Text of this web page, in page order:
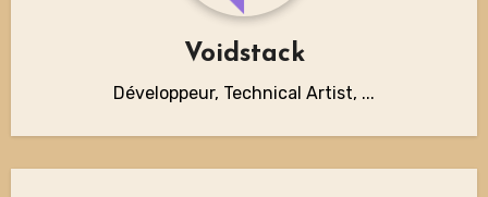
Voidstack
Développeur, Technical Artist, ...